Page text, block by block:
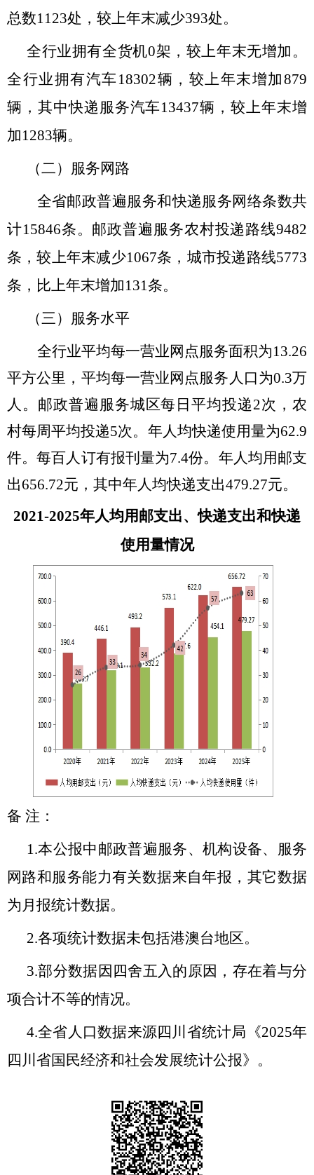
总数1123处，较上年末减少393处。
全行业拥有全货机0架，较上年末无增加 。
全行业拥有汽车18302辆，较上年末增加879
辆，其中快递服务汽车13437辆，较上年末增
加1283辆。
（二）服务网路
全省邮政普遍服务和快递服务网络条数共
计15846条。邮政普遍服务农村投递路线9482
条，较上年末减少1067条，城市投递路线5773
条，比上年末增加131条。
（三）服务水平
全行业平均每一营业网点服务面积为13.26
平方公里，平均每一营业网点服务人口为0.3万
人。 邮政普遍服务城区每日平均投递2次，农
村每周平均投递5次。 年人均快递使用量为62.9
件。每百人订有报刊量为7.4份。年人均用邮支
出656.72元，其中年人均快递支出479.27元。
2021-2025年人均用邮支出、快递支出和快递
使用量情况
备 注：
1.本公报中邮政普遍服务、机构设备、服务
网路和服务能力有关数据来自年报，其它数据
为月报统计数据。
2.各项统计数据未包括港澳台地区。
3.部分数据因四舍五入的原因，存在着与分
项合计不等的情况。
4.全省人口数据来源四川省统计局《2025年
四川省国民经济和社会发展统计公报》。